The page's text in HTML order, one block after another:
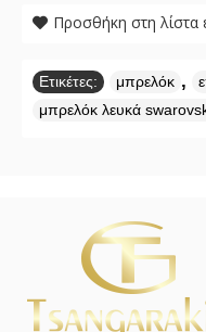
Προσθήκη στη λίστα
Ετικέτες: μπρελόκ ,
μπρελόκ λευκά